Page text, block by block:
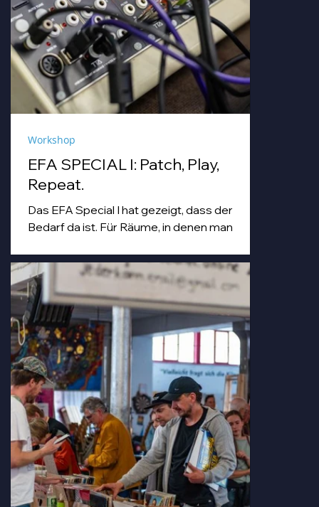
EFA SPECIAL I: Patch, Play,
Repeat.
Das EFA Special I hat gezeigt, dass der
Bedarf da ist. Für Räume, in denen man
Workshop, Begegnung und Musik unter
einem Dach zusammenbringen.
Workshop